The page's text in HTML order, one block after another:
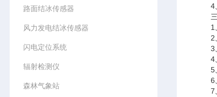
路面结冰传感器
风力发电结冰传感器
闪电定位系统
辐射检测仪
森林气象站
4、
三
1、
2、
3、
4、
5、
6、
7、